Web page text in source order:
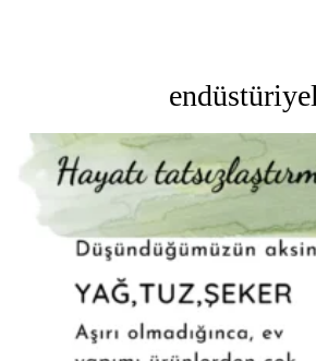
endüstüriyel